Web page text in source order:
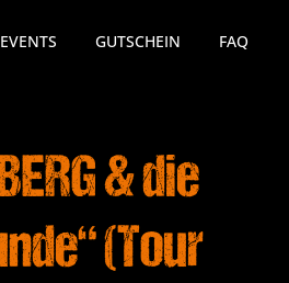
GUTSCHEIN FAQ
& die
(Tour